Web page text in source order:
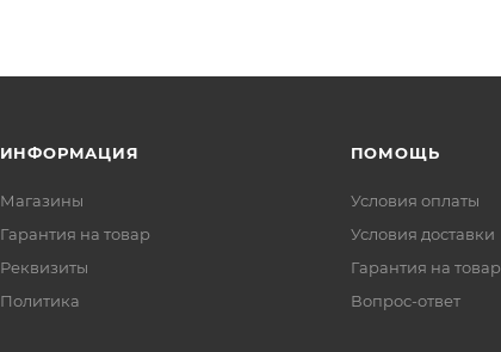
ИНФОРМАЦИЯ
Магазины
Гарантия на товар
Реквизиты
Политика
ПОМОЩЬ
Условия оплаты
Условия доставки
Гарантия на товар
Вопрос-ответ